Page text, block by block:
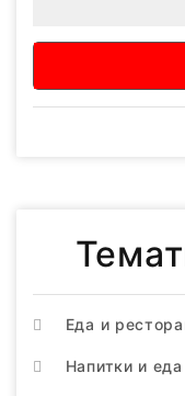
Еда и
Напитки и еда